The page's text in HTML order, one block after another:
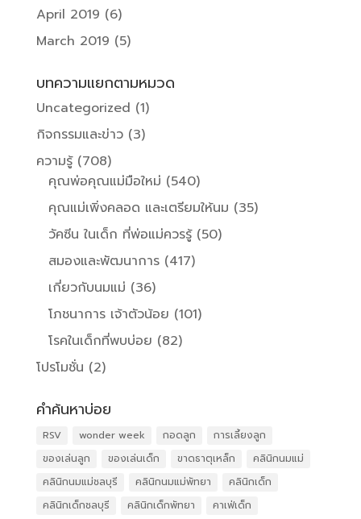
April 2019 (6)
March 2019 (5)
บทความแยกตามหมวด
Uncategorized (1)
กิจกรรมและข่าว(3)
ความรู้(708)
คุณพ่อคุณแม่มือใหม่ (540)
คุณแม่เพิ่งคลอด และเตรียมให้นม (35)
วัคซีน ในเด็ก ที่พ่อแม่ควรรู้(50)
สมองและพัฒนาการ(417)
เกี่ยวกับนมแม่ (36)
โภชนาการ เจ้าตัวน้อย (101)
โรคในเด็กที่พบบ่อย (82)
โปรโมชั่น (2)
คำค้นหาบ่อย
RSV wonder week กอดลูก
การเลี้ยงลูก
ของเล่นลูก
ของเล่นเด็ก ขาดธาตุเหล็ก
คลินิกนมแม่
คลินิกนมแม่ชลบุรี
คลินิกนมแม่พัทยา
คลินิกเด็ก
คลินิกเด็กชลบุรี
คลินิกเด็กพัทยา
คาเฟ่เด็ก